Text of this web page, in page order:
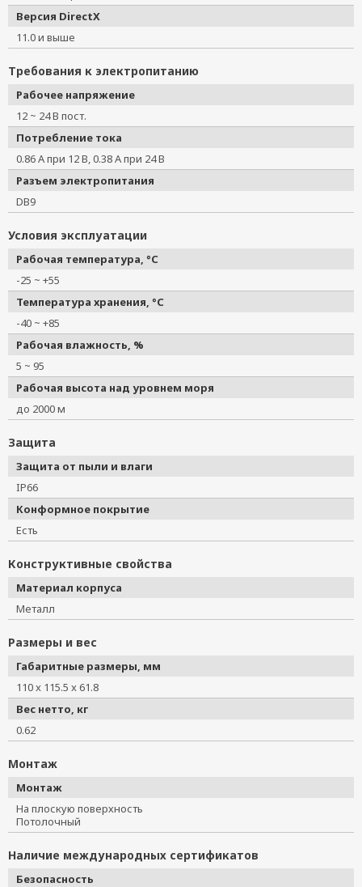
Версия DirectX
11.0 и выше
Требования к электропитанию
Рабочее напряжение
12 ~ 24 В пост.
Потребление тока
0.86 А при 12 В, 0.38 А при 24 В
Разъем электропитания
DB9
Условия эксплуатации
Рабочая температура, °C
-25 ~ +55
Температура хранения, °C
-40 ~ +85
Рабочая влажность, %
5 ~ 95
Рабочая высота над уровнем моря
до 2000 м
Защита
Защита от пыли и влаги
IP66
Конформное покрытие
Есть
Конструктивные свойства
Материал корпуса
Металл
Размеры и вес
Габаритные размеры, мм
110 x 115.5 x 61.8
Вес нетто, кг
0.62
Монтаж
Монтаж
На плоскую поверхность
Потолочный
Наличие международных сертификатов
Безопасность